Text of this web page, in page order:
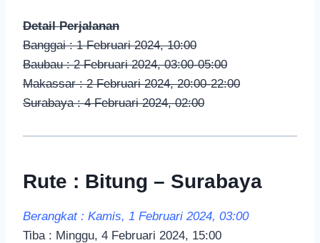
Detail Perjalanan
Banggai : 1 Februari 2024, 10:00
Baubau : 2 Februari 2024, 03:00-05:00
Makassar : 2 Februari 2024, 20:00-22:00
Surabaya : 4 Februari 2024, 02:00
Rute : Bitung – Surabaya
Berangkat : Kamis, 1 Februari 2024, 03:00
Tiba : Minggu, 4 Februari 2024, 15:00